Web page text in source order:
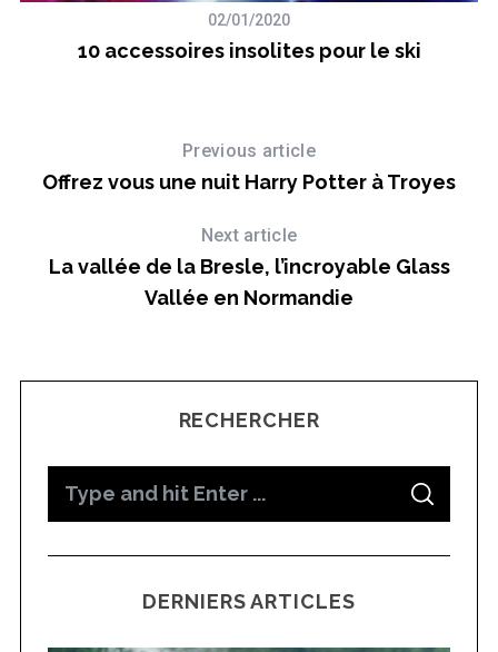
02/01/2020
10 accessoires insolites pour le ski
Previous article
Offrez vous une nuit Harry Potter à Troyes
Next article
La vallée de la Bresle, l’incroyable Glass
Vallée en Normandie
RECHERCHER
S
A
C
DERNIERS ARTICLES